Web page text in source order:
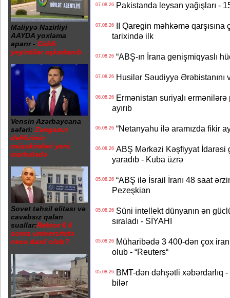
Maliyyə Nazirliyi
AAYDA yoxlama
aparır - Ciddi
yeyintilər aşkarlanıb
Vensin Azərbaycana
səfəri: Zəngəzur
dəhlizinin
müzakirələri yeni
mərhələdə
Sovet təhsil elitası və
cavabsız qalan
suallar:Rektor 6 il
sonra universitetə
necə daxil olub?
07.08.26Pakistanda leysan yağışları -
07.08.26II Qaregin məhkəmə qarşısına
tarixində ilk
07.08.26“ABŞ-ın İrana genişmiqyaslı
07.08.26Husilər Səudiyyə Ərəbistanını
06.08.26Ermənistan suriyalı ermənilərə
ayırıb
06.08.26“Netanyahu ilə aramızda fikir
06.08.26ABŞ Mərkəzi Kəşfiyyat İdarəsi
yaradıb - Kuba üzrə
05.08.26“ABŞ ilə İsrail İranı 48 saat
Pezeşkian
05.08.26Süni intellekt dünyanın ən
sıraladı - SİYAHI
05.08.26Müharibədə 3 400-dən çox
olub - “Reuters“
05.08.26BMT-dən dəhşətli xəbərdarlıq
bilər